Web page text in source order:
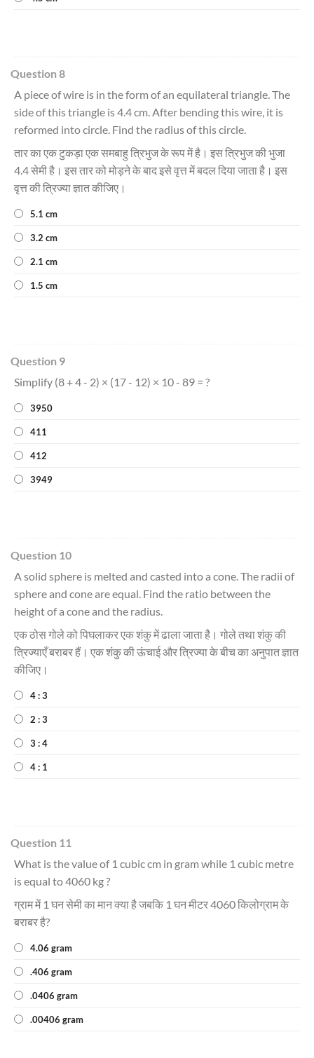
Question 8
A piece of wire is in the form of an equilateral triangle. The
side of this triangle is 4.4 cm. After bending this wire, it is
reformed into circle. Find the radius of this circle.
तार का एक टुकड़ा एक समबाहु त्रिभुज के रूप में है। इस त्रिभुज की भुजा
4.4 सेमी है। इस तार को मोड़ने के बाद इसे वृत्त में बदल दिया जाता है। इस
वृत्त की त्रिज्या ज्ञात कीजिए।
5.1 cm
3.2 cm
2.1 cm
1.5 cm
Question 9
Simplify (8 + 4 - 2) × (17 - 12) × 10 - 89 = ?
3950
411
412
3949
Question 10
A solid sphere is melted and casted into a cone. The radii of
sphere and cone are equal. Find the ratio between the
height of a cone and the radius.
एक ठोस गोले को पिघलाकर एक शंकु में ढाला जाता है। गोले तथा शंकु की
त्रिज्याएँ बराबर हैं। एक शंकु की ऊंचाई और त्रिज्या के बीच का अनुपात ज्ञात
कीजिए।
4 : 3
2 : 3
3 : 4
4 : 1
Question 11
What is the value of 1 cubic cm in gram while 1 cubic metre
is equal to 4060 kg ?
ग्राम में 1 घन सेमी का मान क्या है जबकि 1 घन मीटर 4060 किलोग्राम के
बराबर है?
4.06 gram
.406 gram
.0406 gram
.00406 gram